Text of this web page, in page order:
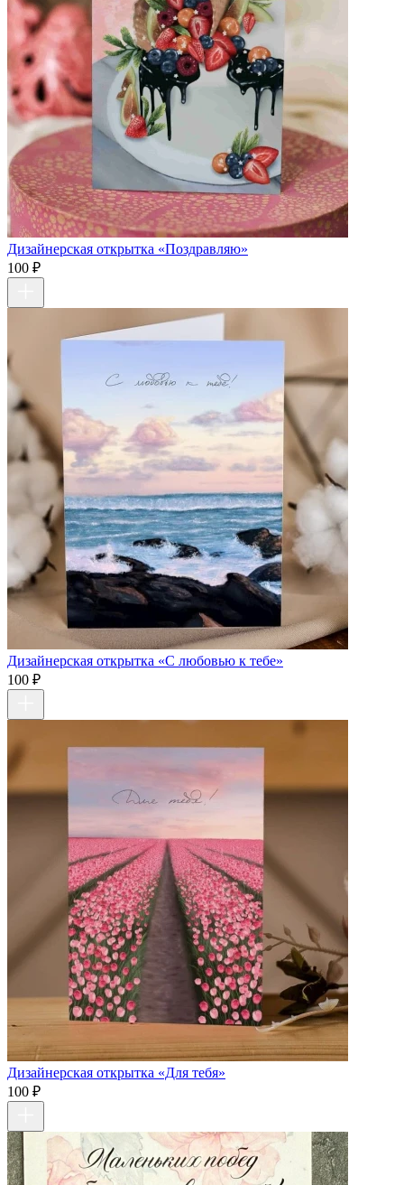
Дизайнерская открытка «Поздравляю»
100 ₽
Дизайнерская открытка «С любовью к тебе»
100 ₽
Дизайнерская открытка «Для тебя»
100 ₽